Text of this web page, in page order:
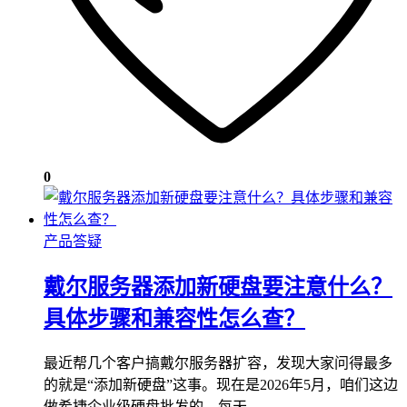
0
产品答疑
戴尔服务器添加新硬盘要注意什么？
具体步骤和兼容性怎么查？
最近帮几个客户搞戴尔服务器扩容，发现大家问得最多
的就是“添加新硬盘”这事。现在是2026年5月，咱们这边